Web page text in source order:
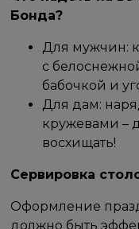
Бонда?
Для мужчин:
с
бабочкой и
Для дам:
кружевами –
восхищать!
Сервировка
Оформление
должно быть